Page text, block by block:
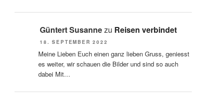
Güntert Susannezu Reisen verbindet
18. SEPTEMBER 2022
Meine Lieben Euch einen ganz lieben Gruss, geniesst
es weiter, wir schauen die Bilder und sind so auch
dabei Mit…